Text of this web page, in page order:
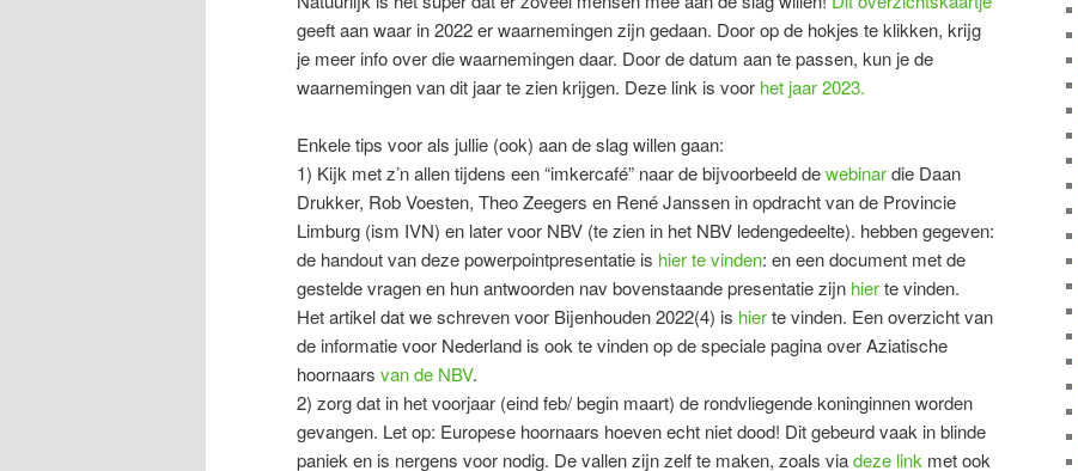
geeft aan waar in 2022 er waarnemingen zijn gedaan. Door op de hokjes te klikken, krijg
je meer info over die waarnemingen daar. Door de datum aan te passen, kun je de
waarnemingen van dit jaar te zien krijgen. Deze link is voor het jaar 2023.
Enkele tips voor als jullie (ook) aan de slag willen gaan:
1) Kijk met z’n allen tijdens een “imkercafé” naar de bijvoorbeeld dewebinardie Daan
Drukker, Rob Voesten, Theo Zeegers en René Janssen in opdracht van de Provincie
Limburg (ism IVN) en later voor NBV (te zien in het NBV ledengedeelte). hebben gegeven:
de handout van deze powerpointpresentatie is hier te vinden: en een document met de
gestelde vragen en hun antwoorden nav bovenstaande presentatie zijn hierte vinden.
Het artikel dat we schreven voor Bijenhouden 2022(4) is hierte vinden. Een overzicht van
de informatie voor Nederland is ook te vinden op de speciale pagina over Aziatische
hoornaars van de NBV.
2) zorg dat in het voorjaar (eind feb/ begin maart) de rondvliegende koninginnen worden
gevangen. Let op: Europese hoornaars hoeven echt niet dood! Dit gebeurd vaak in blinde
paniek en is nergens voor nodig. De vallen zijn zelf te maken, zoals viadeze link met ook